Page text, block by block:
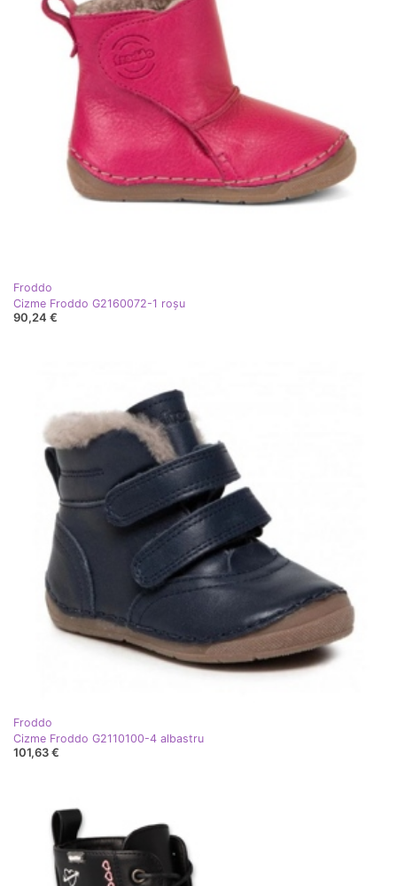
Froddo
Cizme Froddo G2160072-1 roşu
90,24 €
Froddo
Cizme Froddo G2110100-4 albastru
101,63 €